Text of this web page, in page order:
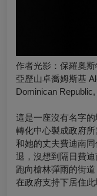
作者光影：保羅奧斯
亞歷山卓喬姆斯基
Dominican
這是一座沒有名字
轉化中心製成政府
和她的丈夫費迪南
退，沒想到隔日費
跑向槍林彈雨的街
在政府支持下居住